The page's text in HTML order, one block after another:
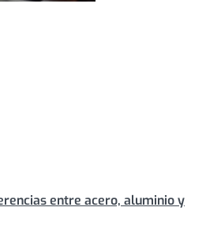
entre acero, aluminio y